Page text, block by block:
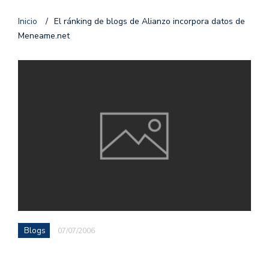
Inicio / El ránking de blogs de Alianzo incorpora datos de
Meneame.net
Blogs 07/07/2006